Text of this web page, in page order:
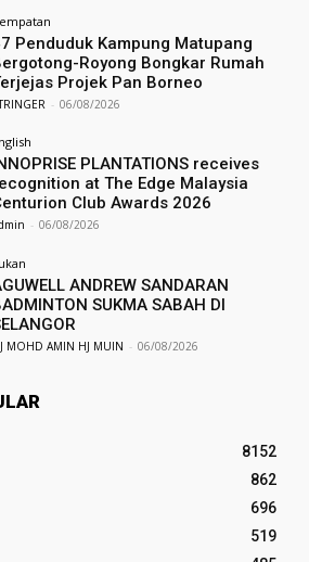
Penduduk Kampung Matupang
Royong Bongkar Rumah
Projek Pan Borneo
- 06/08/2026
PLANTATIONS receives
at The Edge Malaysia
Club Awards 2026
- 06/08/2026
ANDREW SANDARAN
SUKMA SABAH DI
MOHD AMIN HJ MUIN - 06/08/2026
8152
862
696
519